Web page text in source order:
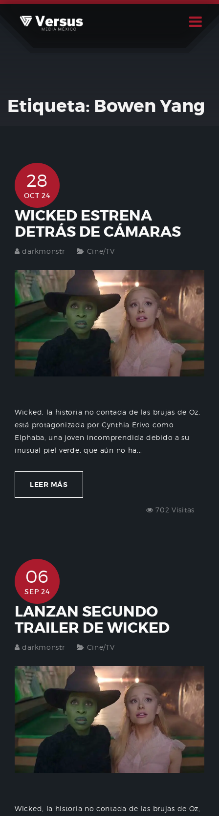
Skip
Etiqueta: Bowen Yang
28
OCT 24
WICKED ESTRENA
DETRÁS DE CÁMARAS
darkmonstr Cine/TV
Wicked, la historia no contada de las brujas de Oz,
está protagonizada por Cynthia Erivo como
Elphaba, una joven incomprendida debido a su
inusual piel verde, que aún no ha...
LEER MÁS
702 Visitas
06
SEP 24
LANZAN SEGUNDO
TRAILER DE WICKED
darkmonstr Cine/TV
Wicked, la historia no contada de las brujas de Oz,